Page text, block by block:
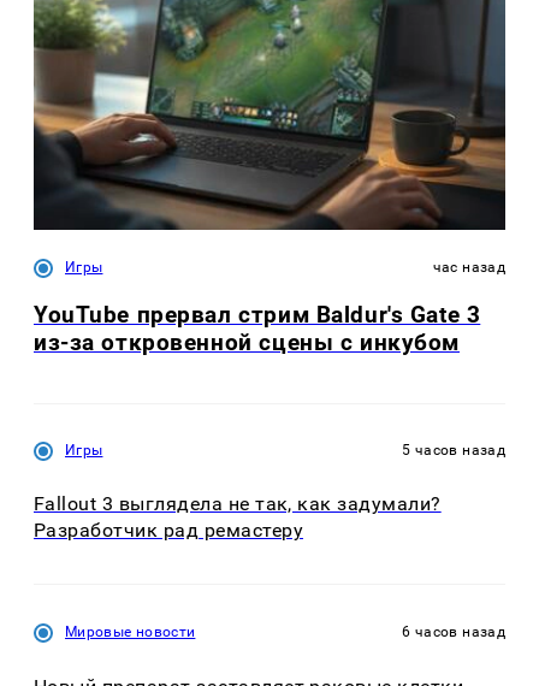
Игры час назад
YouTube прервал стрим Baldur's Gate 3
из-за откровенной сцены с инкубом
Игры 5 часов назад
Fallout 3 выглядела не так, как задумали?
Разработчик рад ремастеру
Мировые новости 6 часов назад